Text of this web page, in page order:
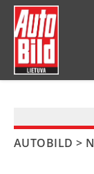
AUTOBILD >